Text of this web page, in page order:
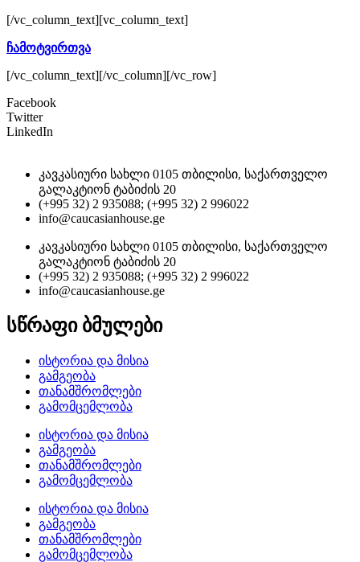
[/vc_column_text][vc_column_text]
ჩამოტვირთვა
[/vc_column_text][/vc_column][/vc_row]
Facebook
Twitter
LinkedIn
კავკასიური სახლი 0105 თბილისი, საქართველო
გალაკტიონ ტაბიძის 20
(+995 32) 2 935088; (+995 32) 2 996022
info@caucasianhouse.ge
კავკასიური სახლი 0105 თბილისი, საქართველო
გალაკტიონ ტაბიძის 20
(+995 32) 2 935088; (+995 32) 2 996022
info@caucasianhouse.ge
სწრაფი ბმულები
ისტორია და მისია
გამგეობა
თანამშრომლები
გამომცემლობა
ისტორია და მისია
გამგეობა
თანამშრომლები
გამომცემლობა
ისტორია და მისია
გამგეობა
თანამშრომლები
გამომცემლობა